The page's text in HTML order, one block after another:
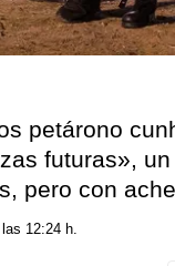
petárono
futuras»,
pero con
12:24 h.